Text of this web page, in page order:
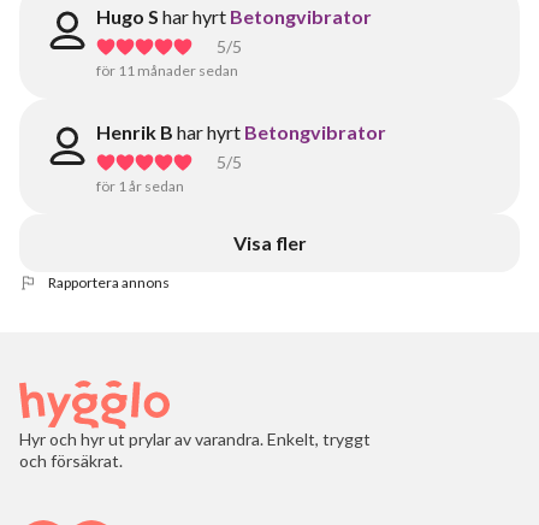
Hugo S har hyrt Betongvibrator
5/5
för 11 månader sedan
Henrik B har hyrt Betongvibrator
5/5
för 1 år sedan
Visa fler
Rapportera annons
Hyr och hyr ut prylar av varandra. Enkelt, tryggt
och försäkrat.